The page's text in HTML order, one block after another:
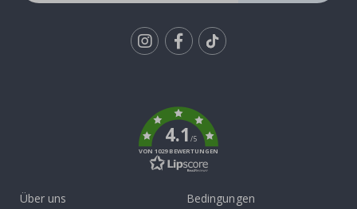
4.1/5
VON 1029 BEWERTUNGEN
Über uns
Bedingungen